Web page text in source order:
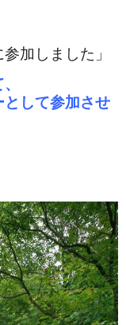
加しました」
して参加させ